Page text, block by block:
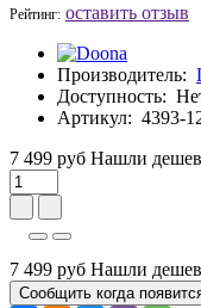
Рейтинг: оставить отзыв
Производитель:
Доступность:
Артикул: 4393-
7 499 руб Нашли
7 499 руб Нашли
Сообщить когда